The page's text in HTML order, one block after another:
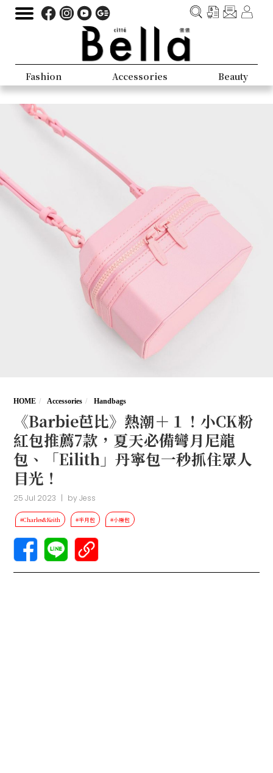
Fashion Accessories Beauty
HOME Accessories Handbags
《Barbie芭比》熱潮＋１！小CK粉
紅包推薦7款，夏天必備彎月尼龍
包、「Eilith」丹寧包一秒抓住眾人
目光！
25 Jul 2023 | byJess
#Charles&Keith #半月包 #小廢包